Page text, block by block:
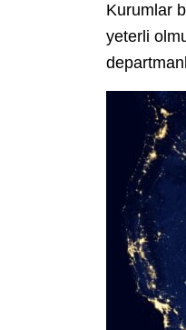
Kurumlar
yeterli